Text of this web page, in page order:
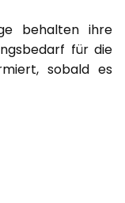
behalten ihre
für die
sobald es